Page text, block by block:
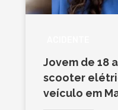
Jovem de 18
scooter
veículo em